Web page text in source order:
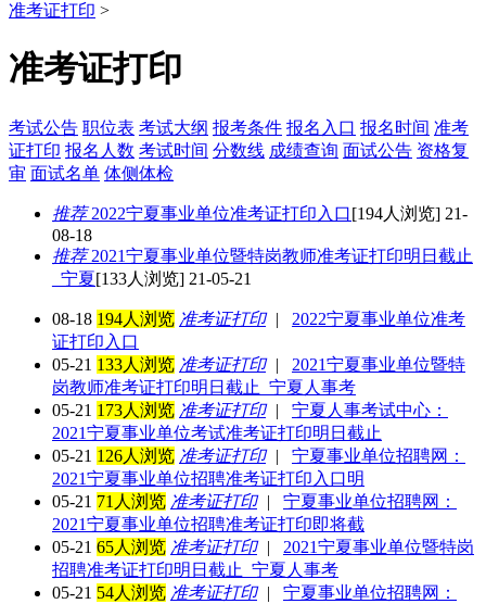
准考证打印 >
准考证打印
考试公告 职位表 考试大纲 报考条件 报名入口 报名时间 准考
证打印 报名人数 考试时间 分数线 成绩查询 面试公告 资格复
审 面试名单 体侧体检
推荐2022宁夏事业单位准考证打印入口[194人浏览] 21-
08-18
推荐2021宁夏事业单位暨特岗教师准考证打印明日截止
_宁夏[133人浏览] 21-05-21
08-18 194人浏览 准考证打印|
2022宁夏事业单位准考
证打印入口
05-21 133人浏览 准考证打印|
2021宁夏事业单位暨特
岗教师准考证打印明日截止_宁夏人事考
05-21 173人浏览 准考证打印|
宁夏人事考试中心：
2021宁夏事业单位考试准考证打印明日截止
05-21 126人浏览 准考证打印|
宁夏事业单位招聘网：
2021宁夏事业单位招聘准考证打印入口明
05-21 71人浏览 准考证打印|
宁夏事业单位招聘网：
2021宁夏事业单位招聘准考证打印即将截
05-21 65人浏览 准考证打印|
2021宁夏事业单位暨特岗
招聘准考证打印明日截止_宁夏人事考
05-21 54人浏览 准考证打印|
宁夏事业单位招聘网：